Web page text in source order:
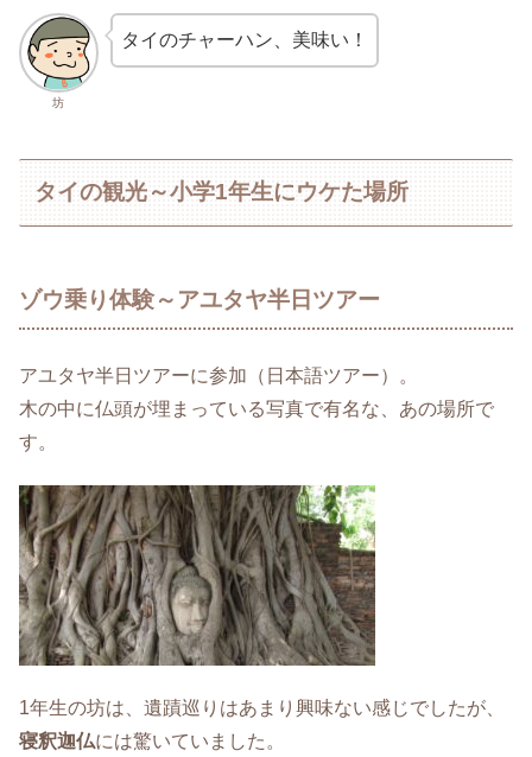
坊
タイのチャーハン、美味い！
タイの観光～小学1年生にウケた場所
ゾウ乗り体験～アユタヤ半日ツアー
アユタヤ半日ツアーに参加（日本語ツアー）。
木の中に仏頭が埋まっている写真で有名な、あの場所で
す。
1年生の坊は、遺蹟巡りはあまり興味ない感じでしたが、
寝釈迦仏には驚いていました。